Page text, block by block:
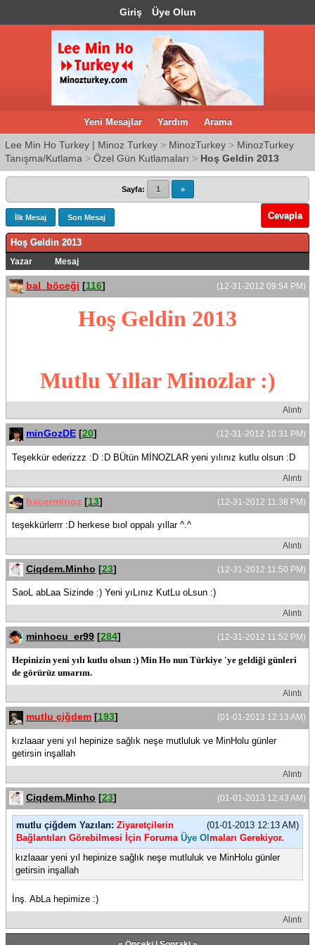
Giriş Üye Olun
Yeni Mesajlar Yardım Arama
Lee Min Ho Turkey | Minoz Turkey > MinozTurkey > MinozTurkey
Tanışma/Kutlama > Özel Gün Kutlamaları > Hoş Geldin 2013
Sayfa: 1 »
İlk Mesaj Son Mesaj Cevapla
Hoş Geldin 2013
Yazar Mesaj
(12-31-2012 09:54 PM)
bal_böceği [116]
Hoş Geldin 2013
Mutlu Yıllar Minozlar :)
Alıntı
(12-31-2012 10:31 PM)
minGozDE [20]
Teşekkür ederizzz :D :D BÜtün MİNOZLAR yeni yılınız kutlu olsun :D
Alıntı
(12-31-2012 11:38 PM)
hacerminoz [13]
teşekkürlerrr :D herkese bıol oppalı yıllar ^.^
Alıntı
(12-31-2012 11:50 PM)
Ciqdem.Minho [23]
SaoL abLaa Sizinde :) Yeni yıLınız KutLu oLsun :)
Alıntı
(12-31-2012 11:52 PM)
minhocu_er99 [284]
Hepinizin yeni yılı kutlu olsun :) Min Ho nun Türkiye 'ye geldiği günleri
de görürüz umarım.
Alıntı
(01-01-2013 12:13 AM)
mutlu çiğdem [193]
kızlaaar yeni yıl hepinize sağlık neşe mutluluk ve MinHolu günler
getirsin inşallah
Alıntı
(01-01-2013 12:43 AM)
Ciqdem.Minho [23]
(01-01-2013 12:13 AM)
mutlu çiğdem Yazılan: Ziyaretçilerin
Bağlantıları Görebilmesi İçin Foruma Üye Ol maları Gerekiyor.
kızlaaar yeni yıl hepinize sağlık neşe mutluluk ve MinHolu günler
getirsin inşallah
İnş. AbLa hepimize :)
Alıntı